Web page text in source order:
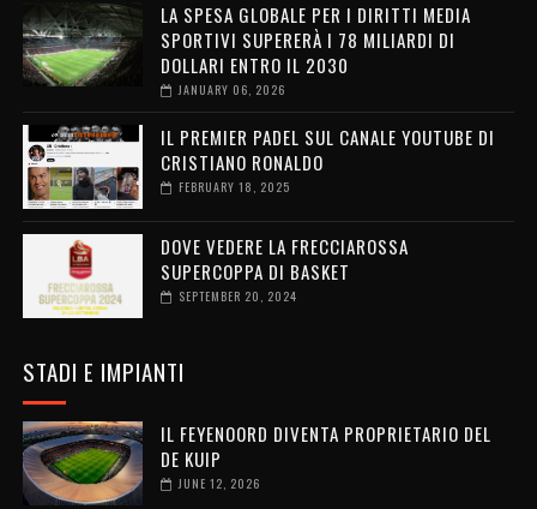
LA SPESA GLOBALE PER I DIRITTI MEDIA
SPORTIVI SUPERERÀ I 78 MILIARDI DI
DOLLARI ENTRO IL 2030
JANUARY 06, 2026
IL PREMIER PADEL SUL CANALE YOUTUBE DI
CRISTIANO RONALDO
FEBRUARY 18, 2025
DOVE VEDERE LA FRECCIAROSSA
SUPERCOPPA DI BASKET
SEPTEMBER 20, 2024
STADI E IMPIANTI
IL FEYENOORD DIVENTA PROPRIETARIO DEL
DE KUIP
JUNE 12, 2026